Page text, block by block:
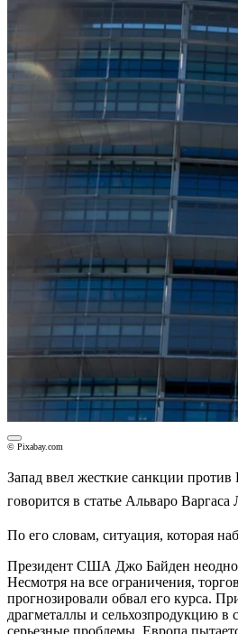
© Pixabay.com
Запад ввел жесткие санкции
говорится в статье Альваро
По его словам, ситуация, которая
Президент США Джо Байден
Несмотря на все ограничения,
прогнозировали обвал его курса.
драгметаллы и сельхозпродукцию в
серьезные проблемы. Европа